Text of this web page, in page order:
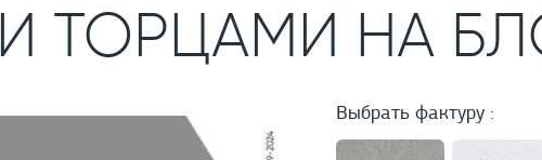
ТОРЦАМИ НА
Выбрать фактуру :